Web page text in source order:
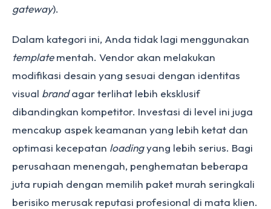
gateway).
Dalam kategori ini, Anda tidak lagi menggunakan
templatementah. Vendor akan melakukan
modifikasi desain yang sesuai dengan identitas
visual brandagar terlihat lebih eksklusif
dibandingkan kompetitor. Investasi di level ini juga
mencakup aspek keamanan yang lebih ketat dan
optimasi kecepatan loadingyang lebih serius. Bagi
perusahaan menengah, penghematan beberapa
juta rupiah dengan memilih paket murah seringkali
berisiko merusak reputasi profesional di mata klien.